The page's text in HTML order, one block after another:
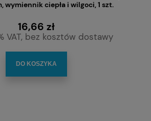
wymiennik ciepła i wilgoci, 1 szt.
16,66 zł
VAT, bez kosztów dostawy
DO KOSZYKA